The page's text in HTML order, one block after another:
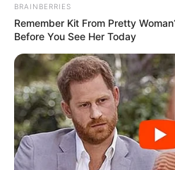
BRAINBERRIES
Remember Kit From Pretty
Before You See Her Today